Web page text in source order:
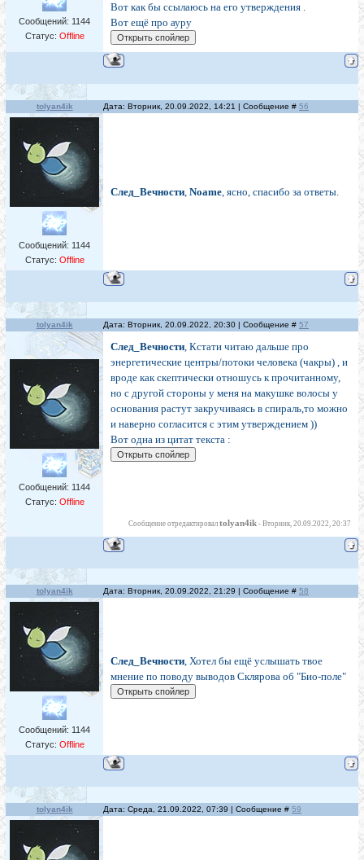
Сообщений: 1144
Статус: Offline
Вот как бы ссылаюсь на его утверждения .
Вот ещё про ауру
tolyan4ik Дата: Вторник, 20.09.2022, 14:21 | Сообщение # 56
Сообщений: 1144
Статус: Offline
След_Вечности, Noame, ясно, спасибо за ответы.
tolyan4ik Дата: Вторник, 20.09.2022, 20:30 | Сообщение # 57
Сообщений: 1144
Статус: Offline
След_Вечности, Кстати читаю дальше про
энергетические центры/потоки человека (чакры) , и
вроде как скептически отношусь к прочитанному,
но с другой стороны у меня на макушке волосы у
основания растут закручиваясь в спираль,то можно
и наверно согласится с этим утверждением ))
Вот одна из цитат текста :
Сообщение отредактировал tolyan4ik - Вторник, 20.09.2022, 20:37
tolyan4ik Дата: Вторник, 20.09.2022, 21:29 | Сообщение # 58
Сообщений: 1144
Статус: Offline
След_Вечности, Хотел бы ещё услышать твое
мнение по поводу выводов Склярова об "Био-поле"
tolyan4ik Дата: Среда, 21.09.2022, 07:39 | Сообщение # 59